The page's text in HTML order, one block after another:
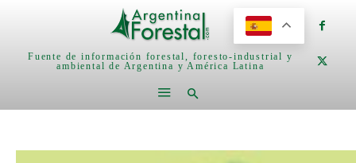
Fuente de información forestal, foresto-industrial y
ambiental de Argentina y América Latina